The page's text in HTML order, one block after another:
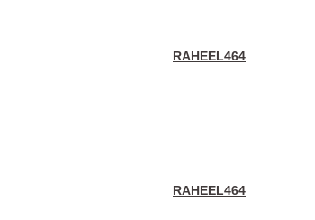
RAHEEL464
RAHEEL464